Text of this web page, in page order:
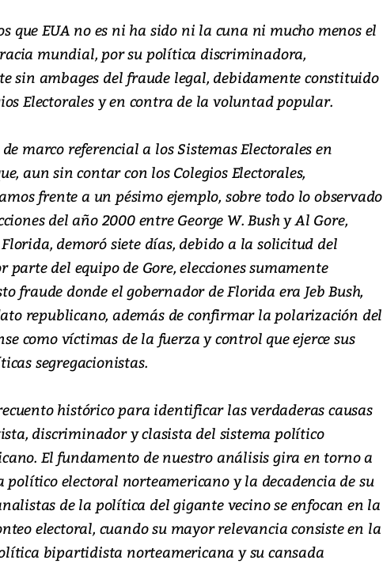
que EUA no es ni ha sido ni la cuna ni mucho menos el
mundial, por su política discriminadora,
sin ambages del fraude legal, debidamente constituido
Electorales y en contra de la voluntad popular.
marco referencial a los Sistemas Electorales en
aun sin contar con los Colegios Electorales,
frente a un pésimo ejemplo, sobre todo lo observado
del año 2000 entre George W. Bush y Al Gore,
demoró siete días, debido a la solicitud del
parte del equipo de Gore, elecciones sumamente
fraude donde el gobernador de Florida era Jeb Bush,
republicano, además de confirmar la polarización del
como víctimas de la fuerza y control que ejerce sus
segregacionistas.
histórico para identificar las verdaderas causas
discriminador y clasista del sistema político
El fundamento de nuestro análisis gira en torno a
político electoral norteamericano y la decadencia de su
de la política del gigante vecino se enfocan en la
electoral, cuando su mayor relevancia consiste en la
bipartidista norteamericana y su cansada